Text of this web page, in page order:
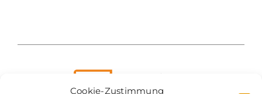
Cookie-Zustimmung